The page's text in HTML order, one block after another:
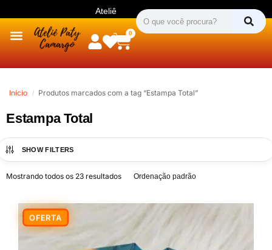
Ateliê CamargoPaty Camargo
0
Início / Produtos marcados com a tag “Estampa Total”
Estampa Total
SHOW FILTERS
Mostrando todos os 23 resultados
-6%